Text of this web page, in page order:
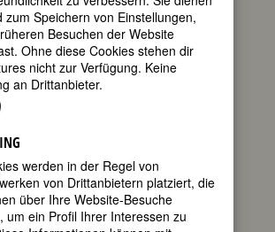
besuchte zunächst eine
höhere Töchterschule in Fürth,
ein Jahr lang in Paris
und bestand 1863 die
in Schwabach für Musik mit der
Bis 1870 arbeitete sie
für Französisch und Musik
in Fürth.
durch Henriette Hirschfeld
die erste approbierte und
Zahnärztin in Deutschland,
zum Speichern von Einstellungen,
Besuchen der Website
Ohne diese Cookies stehen dir
nicht zur Verfügung. Keine
an Drittanbieter.
werden in der Regel von
von Drittanbietern platziert, die
über Ihre Website-Besuche
um ein Profil Ihrer Interessen zu